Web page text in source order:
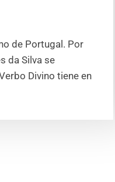
de Portugal. Por
da Silva se
Divino tiene en